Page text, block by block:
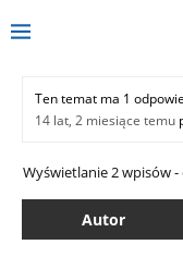
Ten temat ma 1
14 lat, 2 miesiące temu
Wyświetlanie 2 wpisów
Autor